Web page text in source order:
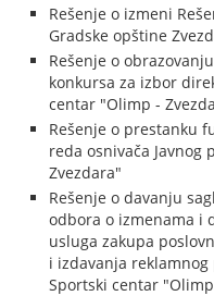
Rešenje o izmeni
Gradske opštine
Rešenje o
konkursa za izbor
centar "Olimp -
Rešenje o prestanku
reda osnivača
Zvezdara"
Rešenje o davanju
odbora o izmenama i
usluga zakupa
i izdavanja
Sportski centar